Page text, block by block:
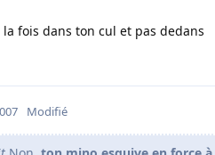
la fois dans ton cul et pas dedans
Modifié